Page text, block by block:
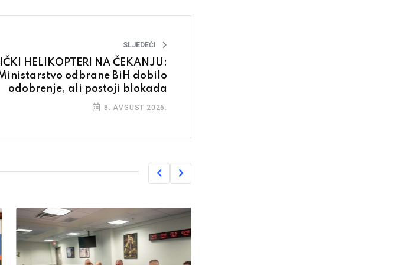
SLJEDEĆI
HELIKOPTERI NA ČEKANJU:
odbrane BiH dobilo
odobrenje, ali postoji blokada
8. AVGUST 2026.